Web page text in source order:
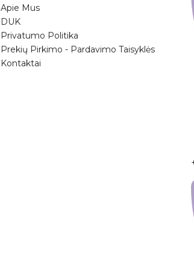
Apie Mus
DUK
Privatumo Politika
Prekių Pirkimo - Pardavimo Taisyklės
Kontaktai